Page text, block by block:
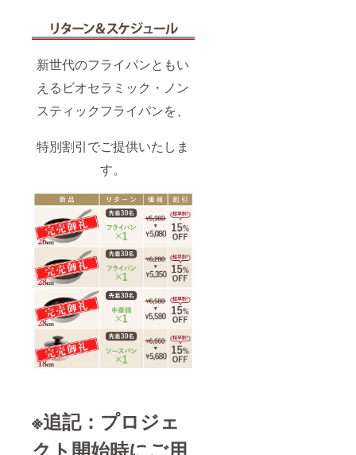
新世代のフライパンともい
えるビオセラミック・ノン
スティックフライパンを、
特別割引でご提供いたしま
す。
※追記：プロジェ
クト開始時にご用